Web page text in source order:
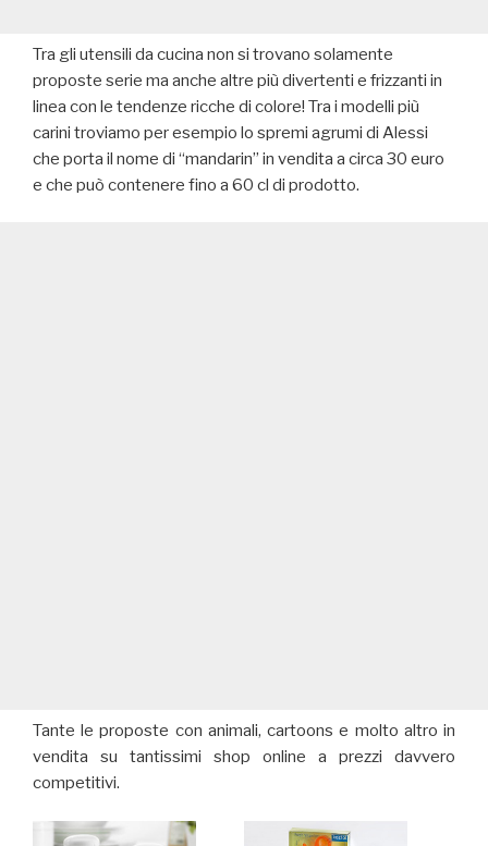
Tra gli utensili da cucina non si trovano solamente
proposte serie ma anche altre più divertenti e frizzanti in
linea con le tendenze ricche di colore! Tra i modelli più
carini troviamo per esempio lo spremi agrumi di Alessi
che porta il nome di “mandarin” in vendita a circa 30 euro
e che può contenere fino a 60 cl di prodotto.
Tante le proposte con animali, cartoons e molto altro in
vendita su tantissimi shop online a prezzi davvero
competitivi.